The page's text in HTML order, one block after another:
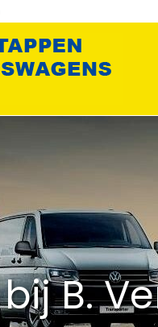
B.